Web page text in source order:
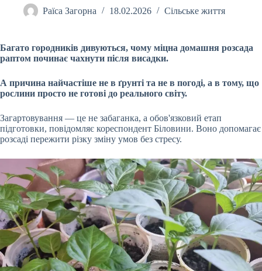
Раїса Загорна 18.02.2026 Сільське життя
Багато городників дивуються, чому міцна домашня розсада
раптом починає чахнути після висадки.
А причина найчастіше не в ґрунті та не в погоді, а в тому, що
рослини просто не готові до реального світу.
Загартовування — це не забаганка, а обов'язковий етап
підготовки, повідомляє кореспондент Біловини. Воно допомагає
розсаді пережити різку зміну умов без стресу.